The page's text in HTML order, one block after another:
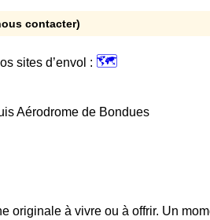
contacter)
sites d’envol : 🗺️
Aérodrome de Bondues
originale à vivre ou à offrir. Un